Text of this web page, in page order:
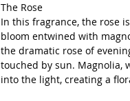
The Rose
In this fragrance, the rose
bloom entwined with
the dramatic rose of
touched by sun. Magnolia,
into the light, creating a